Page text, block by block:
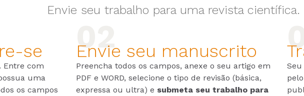
Envie seu trabalho para uma revista científica.
se
. Entre com
uma
os campos
Envie seu manuscrito
Preencha todos os campos, anexe o seu artigo em
PDF e WORD, selecione o tipo de revisão (básica,
expressa ou ultra) e submeta seu trabalho para